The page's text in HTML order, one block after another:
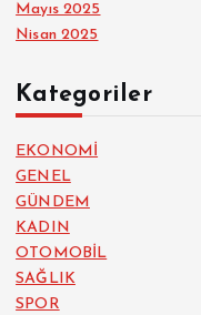
Mayıs 2025
Nisan 2025
Kategoriler
EKONOMİ
GENEL
GÜNDEM
KADIN
OTOMOBİL
SAĞLIK
SPOR